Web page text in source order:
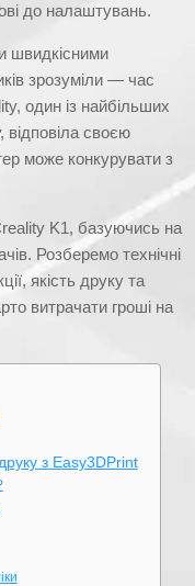
до налаштувань.
швидкісними
зрозуміли — час
один із найбільших
відповіла своєю
може конкурувати з
K1, базуючись на
Розберемо технічні
якість друку та
витрачати гроші на
з Easy3DPrint